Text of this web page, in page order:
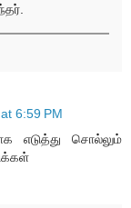
6:59 PM
எடுத்து சொல்லும்